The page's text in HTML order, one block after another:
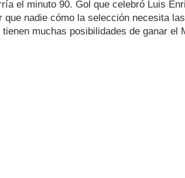
el minuto 90. Gol que celebró Luis
que nadie cómo la selección necesita
muchas posibilidades de ganar el